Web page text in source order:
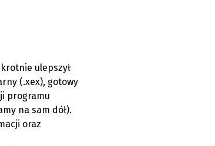
ulepszył
(.xex), gotowy
programu
na sam dół).
oraz